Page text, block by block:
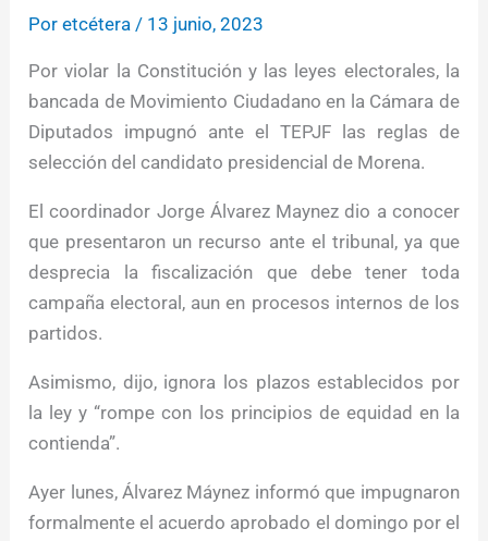
Poretcétera / 13 junio, 2023
Por violar la Constitución y las leyes electorales, la
bancada de Movimiento Ciudadano en la Cámara de
Diputados impugnó ante el TEPJF las reglas de
selección del candidato presidencial de Morena.
El coordinador Jorge Álvarez Maynez dio a conocer
que presentaron un recurso ante el tribunal, ya que
desprecia la fiscalización que debe tener toda
campaña electoral, aun en procesos internos de los
partidos.
Asimismo, dijo, ignora los plazos establecidos por
la ley y “rompe con los principios de equidad en la
contienda”.
Ayer lunes, Álvarez Máynez informó que impugnaron
formalmente el acuerdo aprobado el domingo por el